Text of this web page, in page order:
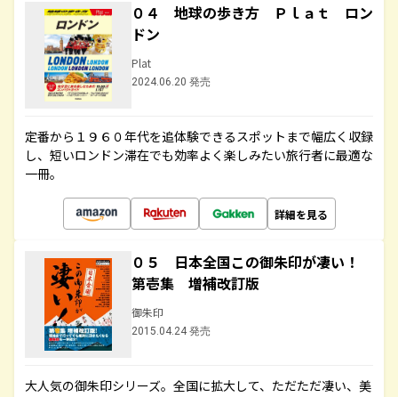
０４ 地球の歩き方 Ｐｌａｔ ロン
ドン
Plat
2024.06.20 発売
定番から１９６０年代を追体験できるスポットまで幅広く収録
し、短いロンドン滞在でも効率よく楽しみたい旅行者に最適な
一冊。
詳細を見る
０５ 日本全国この御朱印が凄い！
第壱集 増補改訂版
御朱印
2015.04.24 発売
大人気の御朱印シリーズ。全国に拡大して、ただただ凄い、美